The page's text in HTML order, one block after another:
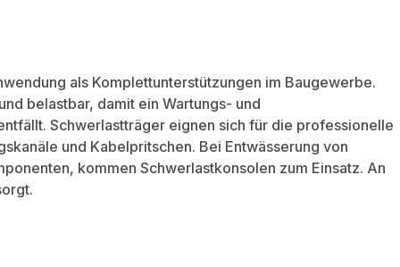
als Komplettunterstützungen im Baugewerbe.
belastbar, damit ein Wartungs- und
Schwerlastträger eignen sich für die professionelle
und Kabelpritschen. Bei Entwässerung von
kommen Schwerlastkonsolen zum Einsatz. An